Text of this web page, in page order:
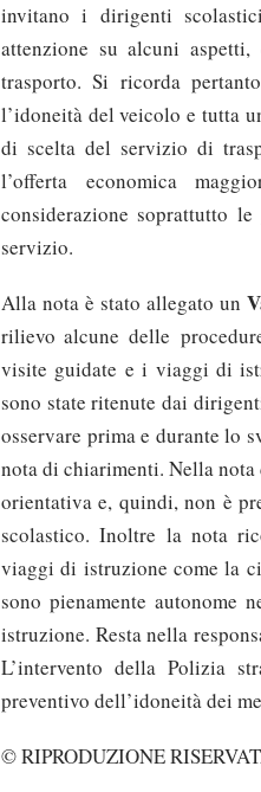
invitano i dirigenti
attenzione su alcuni
trasporto. Si ricorda
l’idoneità del veicolo e tutta
di scelta del servizio di
l’offerta economica
considerazione soprattutto
servizio.
Alla nota è stato allegato un
rilievo alcune delle
visite guidate e i viaggi di
sono state ritenute dai
osservare prima e durante lo
nota di chiarimenti. Nella
orientativa e, quindi, non è
scolastico. Inoltre la nota
viaggi di istruzione come la
sono pienamente autonome
istruzione. Resta nella
L’intervento della Polizia
preventivo dell’idoneità dei
© RIPRODUZIONE